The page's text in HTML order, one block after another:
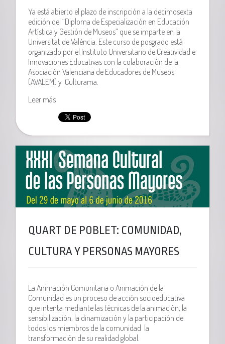
Ya está abierto el plazo de inscripción a la decimosexta
edición del “Diploma de Especialización en Educación
Artística y Gestión de Museos” que se imparte en la
Universitat de València. Este curso de posgrado está
organizado por el Instituto Universitario de Creatividad e
Innovaciones Educativas con la colaboración de la
Asociación Valenciana de Educadores de Museos
(AVALEM) y Culturama.
Leer más
QUART DE POBLET: COMUNIDAD,
CULTURA Y PERSONAS MAYORES
La Animación Comunitaria o Animación de la
Comunidad es un proceso de acción socioeducativa
que intenta mediante las técnicas de la animación, la
sensibilización, la dinamización y la participación de
todos los miembros de la comunidad la
transformación de su realidad global.